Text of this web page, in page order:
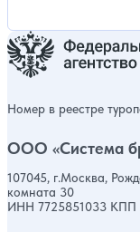
Номер в реестре
ООО «Система
107045, г.Москва,
комната 30
ИНН 7725851033 КПП